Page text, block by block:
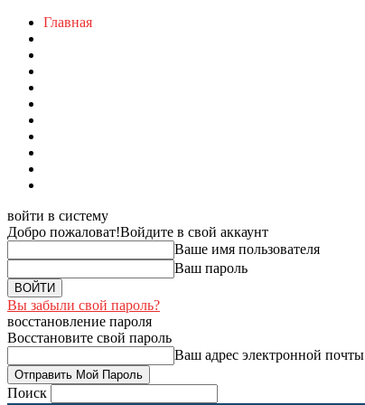
Главная
войти в систему
Добро пожаловат!Войдите в свой аккаунт
Ваше имя пользователя
Ваш пароль
Вы забыли свой пароль?
восстановление пароля
Восстановите свой пароль
Ваш адрес электронной почты
Поиск